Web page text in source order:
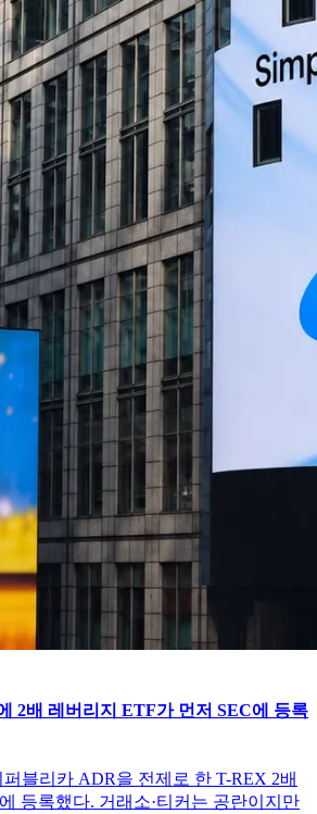
2배 레버리지 ETF가 먼저 SEC에 등록
블리카 ADR을 전제로 한 T-REX 2배
등록했다. 거래소·티커는 공란이지만